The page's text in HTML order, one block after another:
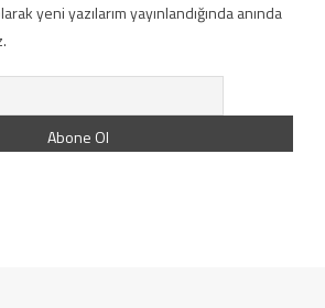
yeni yazılarım yayınlandığında anında